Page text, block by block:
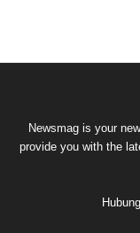
Newsmag is your
provide you with the